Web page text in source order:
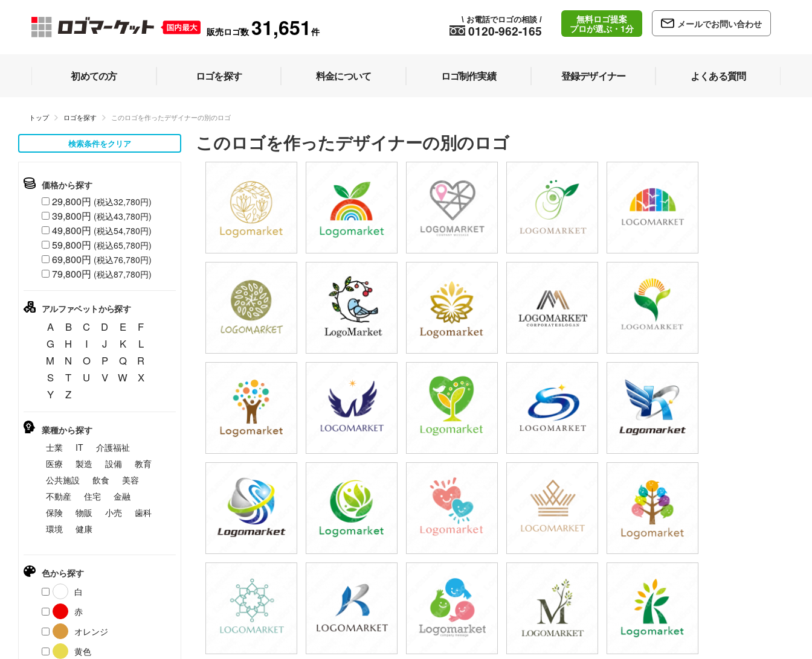
販売ロゴ数 31,651 件 0120-962-165
\ お電話でロゴの相談 /
無料ロゴ提案
プロが選ぶ・1分
メールでお問い合わせ
初めての方 ロゴを探す 料金について ロゴ制作実績 登録デザイナー よくある質問
トップ ロゴを探す このロゴを作ったデザイナーの別のロゴ
検索条件をクリア
価格から探す
29,800円 (税込32,780円)
39,800円 (税込43,780円)
49,800円 (税込54,780円)
59,800円 (税込65,780円)
69,800円 (税込76,780円)
79,800円 (税込87,780円)
アルファベットから探す
A B C D E
F
G
H I J K
L
M
N O P Q
R
S
T U V W
X
Y
Z
業種から探す
士業
IT
介護福祉
医療
製造 設備
教育
公共施設
飲食
美容
不動産
住宅
金融
保険
物販 小売
歯科
環境
健康
色から探す
白
赤
オレンジ
黄色
このロゴを作ったデザイナーの別のロゴ
39,800円
(税込43,780円)
39,800円
(税込43,780円)
39,800円
(税込43,780円) (税込43,780円)
39,800円
(税込43,780円)
39,800円
(税込43,780円)
49,800円
(税込54,780円)
39,800円
(税込43,780円)
49,800円
(税込54,780円)
39,800円
(税込43,780円)
39,800円
(税込43,780円)
39,800円
(税込43,780円)
39,800円
(税込43,780円)
39,800円
(税込43,780円)
59,800円
(税込65,780円)
59,800円
(税込65,780円)
39,800円
(税込43,780円)
39,800円
(税込43,780円)
39,800円
(税込43,780円)
39,800円
(税込43,780円)